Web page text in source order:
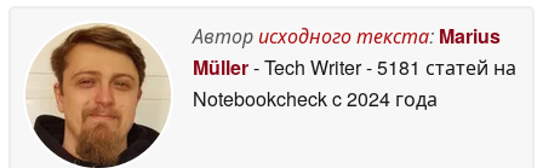
Авторисходного текста: Marius
Müller- Tech Writer- 5181 статей на
Notebookcheckc 2024 года